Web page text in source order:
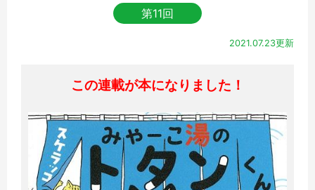
第11回
2021.07.23更新
この連載が本になりました！